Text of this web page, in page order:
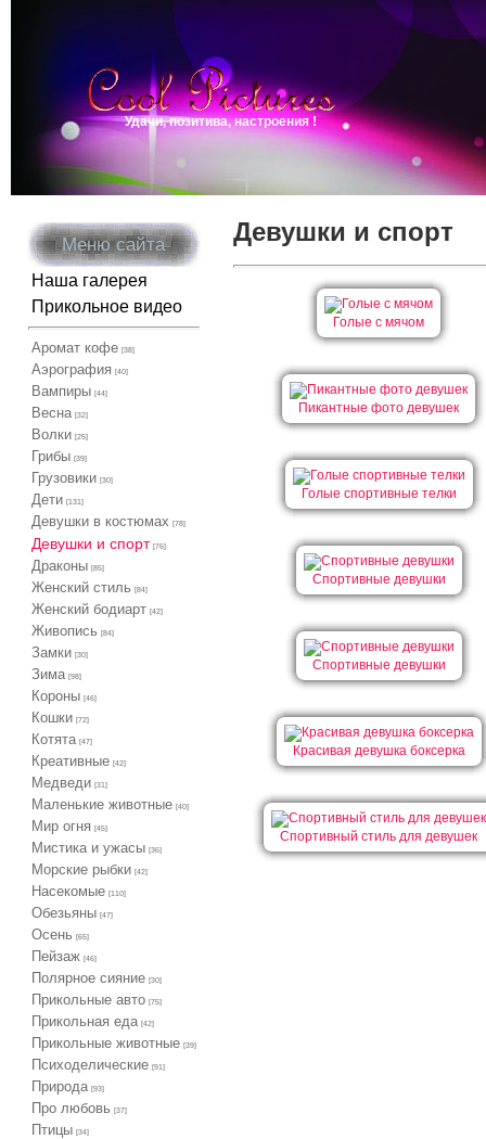
Удачи, позитива, настроения !
Меню сайта
Наша галерея
Прикольное видео
Аромат кофе [38]
Аэрография [40]
Вампиры [44]
Весна [32]
Волки [25]
Грибы [39]
Грузовики [30]
Дети [131]
Девушки в костюмах [78]
Девушки и спорт [76]
Драконы [85]
Женский стиль [84]
Женский бодиарт [42]
Живопись [84]
Замки [30]
Зима [98]
Короны [46]
Кошки [72]
Котята [47]
Креативные [42]
Медведи [31]
Маленькие животные [40]
Мир огня [45]
Мистика и ужасы [36]
Морские рыбки [42]
Насекомые [110]
Обезьяны [47]
Осень [65]
Пейзаж [46]
Полярное сияние [30]
Прикольные авто [75]
Прикольная еда [42]
Прикольные животные [39]
Психоделические [91]
Природа [93]
Про любовь [37]
Птицы [34]
Девушки и спорт
Голые с мячом
Пикантные фото девушек
Голые спортивные телки
Спортивные девушки
Спортивные девушки
Красивая девушка боксерка
Спортивный стиль для девушек